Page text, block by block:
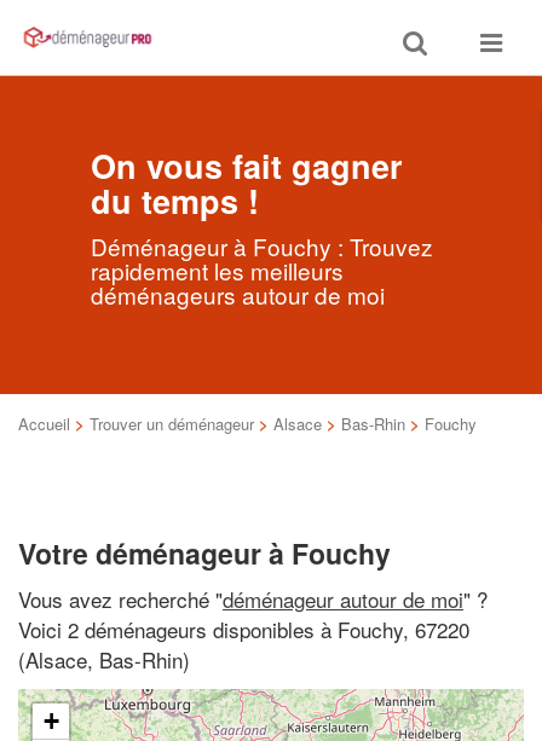
Toggle
search
Toggle
On vous fait gagner
du temps !
Déménageur à Fouchy : Trouvez
rapidement les meilleurs
déménageurs autour de moi
Accueil > Trouver un déménageur > Alsace > Bas-Rhin > Fouchy
Votre déménageur à Fouchy
Vous avez recherché "déménageur autour de moi" ?
Voici 2 déménageurs disponibles à Fouchy, 67220
(Alsace, Bas-Rhin)
+